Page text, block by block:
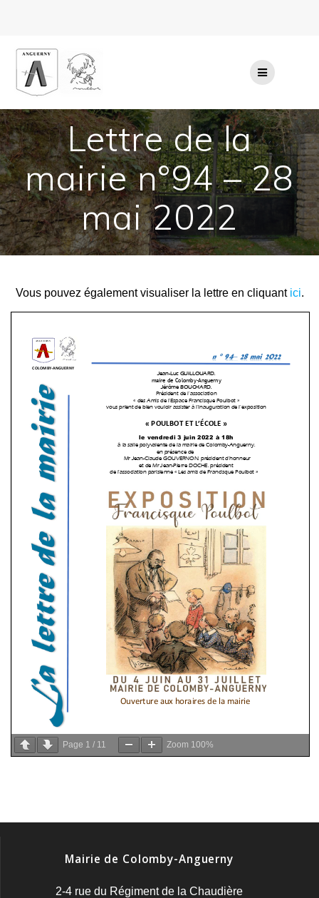
Lettre de la
mairie n°94 – 28
mai 2022
Vous pouvez également visualiser la lettre en cliquant ici.
Page 1 / 11 Zoom 100%
Mairie de Colomby-Anguerny
2-4 rue du Régiment de la Chaudière